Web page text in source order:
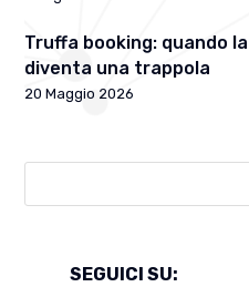
Truffa booking: quando
diventa una trappola
20 Maggio 2026
SEGUICI SU: